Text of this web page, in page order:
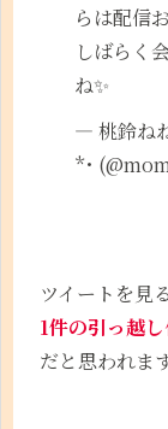
らは配信
しばらく
ね✨
— 桃鈴ね
*･
ツイートを見
1件の引っ越
だと思われます